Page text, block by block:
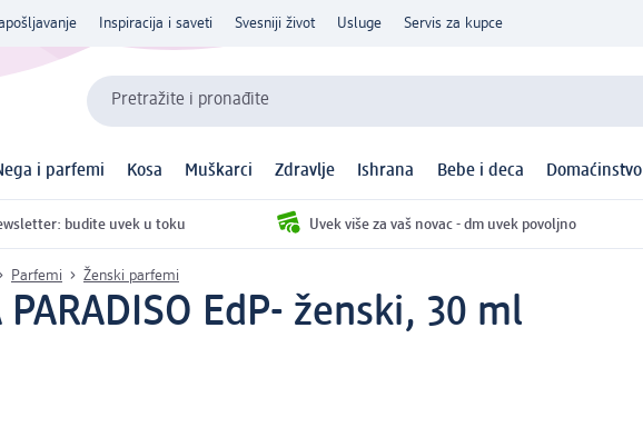
Inspiracija i saveti Svesniji život Usluge Servis za kupce
Pretražite i pronađite
i parfemi Kosa Muškarci Zdravlje Ishrana Bebe i deca Domaćinstvo
budite uvek u toku Uvek više za vaš novac - dm uvek povoljno
Parfemi Ženski parfemi
PARADISO EdP- ženski, 30 ml